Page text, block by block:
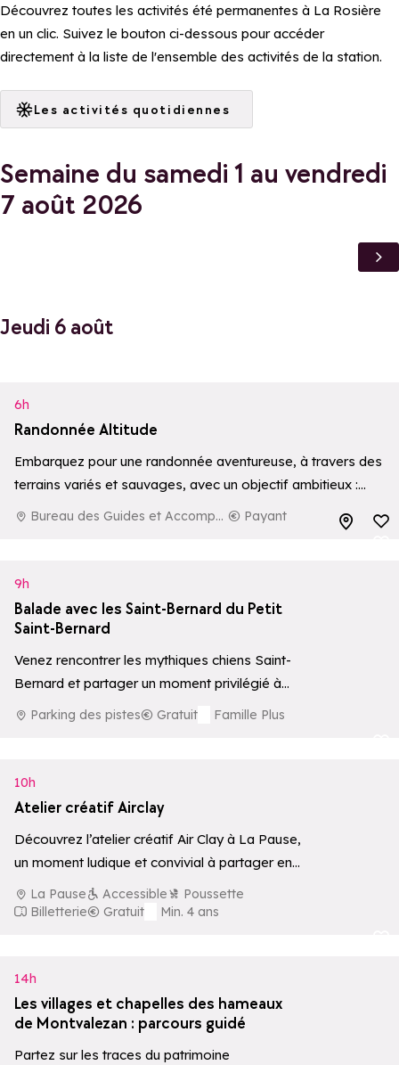
Distinctions
Famille Plus
Appliquer ces filtres
Découvrez toutes les activités été permanentes à La Rosière
en un clic. Suivez le bouton ci-dessous pour accéder
directement à la liste de l'ensemble des activités de la station.
Les activités quotidiennes
Semaine du samedi 1 au vendredi
7 août 2026
Jeudi 6 août
6h
Randonnée Altitude
Embarquez pour une randonnée aventureuse, à travers des
terrains variés et sauvages, avec un objectif ambitieux :
atteindre un sommet à plus de 3000 mètres d’altitude. Une
Bureau des Guides et Accompagnateurs de La Rosière Payant
Ajouter
9h
Balade avec les Saint-Bernard du Petit
Saint-Bernard
Venez rencontrer les mythiques chiens Saint-
Bernard et partager un moment privilégié à
leurs côtés, avec possibilité de balade
Parking des pistes Gratuit
Famille Plus
10h
Atelier créatif Airclay
Découvrez l’atelier créatif Air Clay à La Pause,
un moment ludique et convivial à partager en
La Pause Accessible
Poussette
Billetterie
Gratuit
Min. 4 ans
14h
Les villages et chapelles des hameaux
de Montvalezan : parcours guidé
Partez sur les traces du patrimoine